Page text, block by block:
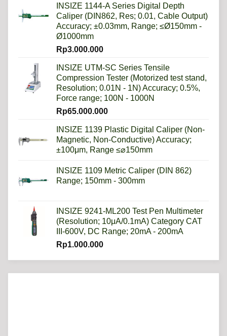
INSIZE 1144-A Series Digital Depth
Caliper (DIN862, Res; 0.01, Cable Output)
Accuracy; ±0.03mm, Range; ≤Ø150mm -
Ø1000mm
Rp3.000.000
INSIZE UTM-SC Series Tensile
Compression Tester (Motorized test stand,
Resolution; 0.01N - 1N) Accuracy; 0.5%,
Force range; 100N - 1000N
Rp65.000.000
INSIZE 1139 Plastic Digital Caliper (Non-
Magnetic, Non-Conductive) Accuracy;
±100μm, Range ≤⌀150mm
INSIZE 1109 Metric Caliper (DIN 862)
Range; 150mm - 300mm
INSIZE 9241-ML200 Test Pen Multimeter
(Resolution; 10μA/0.1mA) Category CAT
III-600V, DC Range; 20mA - 200mA
Rp1.000.000